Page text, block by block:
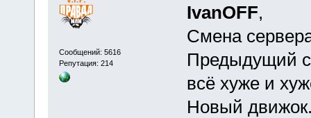
Сообщений: 5616
Репутация: 214
IvanOFF,
Смена
Предыдущий
всё хуже и
Новый